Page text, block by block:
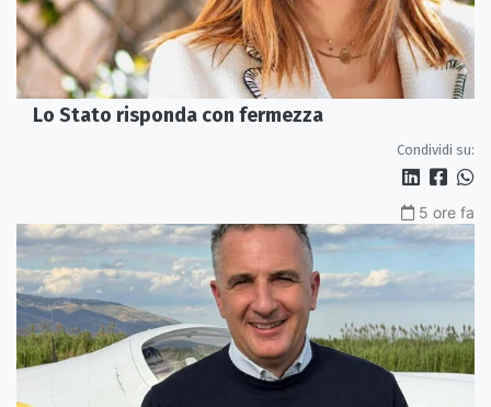
Lo Stato risponda con fermezza
Condividi su:
5 ore fa